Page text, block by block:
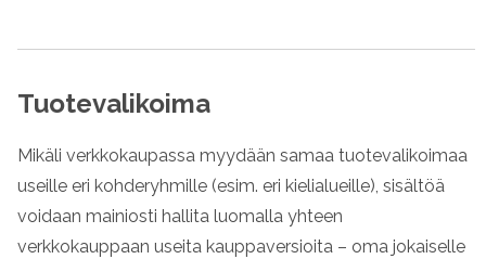
Tuotevalikoima
Mikäli verkkokaupassa myydään samaa tuotevalikoimaa
useille eri kohderyhmille (esim. eri kielialueille), sisältöä
voidaan mainiosti hallita luomalla yhteen
verkkokauppaan useita kauppaversioita – oma jokaiselle